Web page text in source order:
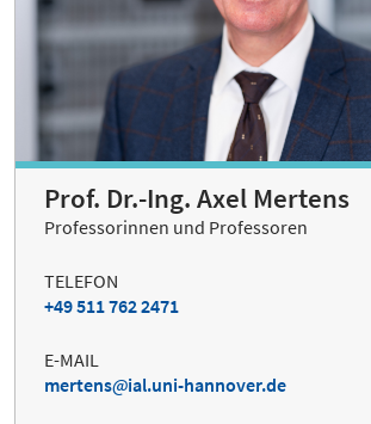
Prof. Dr.-Ing. Axel Mertens
Professorinnen und Professoren
TELEFON
+49 511 762 2471
E-MAIL
mertens
ial.uni-hannover.de